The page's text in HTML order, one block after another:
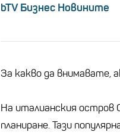
bTV Бизнес Новините
За какво да внимавате,
На италианския остров
планиране. Тази